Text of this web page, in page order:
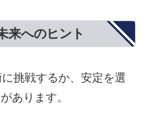
来へのヒント
挑戦するか、安定を選
あります。